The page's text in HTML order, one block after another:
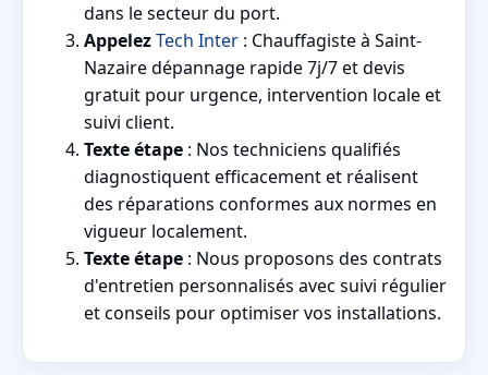
dans le secteur du port.
AppelezTech Inter : Chauffagiste à Saint-
Nazaire dépannage rapide 7j/7 et devis
gratuit pour urgence, intervention locale et
suivi client.
Texte étape : Nos techniciens qualifiés
diagnostiquent efficacement et réalisent
des réparations conformes aux normes en
vigueur localement.
Texte étape : Nous proposons des contrats
d'entretien personnalisés avec suivi régulier
et conseils pour optimiser vos installations.